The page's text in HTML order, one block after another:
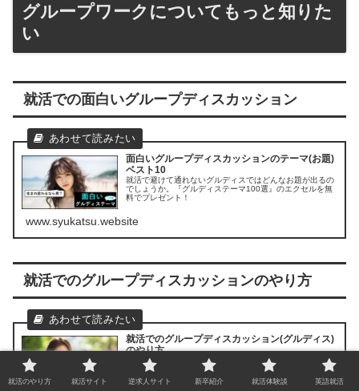
グループワークについてもっと知りた
い
就活での面白いグループディスカッション
面白いグループディスカッションのテーマ(お題)
ベスト10
就活で避けて通れないグルディスではどんなお題が出るの
でしょうか。『グルディステーマ100選』のエクセルを無
料でプレゼント！
www.syukatsu.website
就活でのグループディスカッションのやり方
就活でのグループディスカッション(グルディス)
のやり方
就活の第五ステップである『グループディスカッション
(GD)』、実際のテーマ例や対策、コツについてまとめまし
た。
就活のやり方 就活サイト 逆求人サイト 新卒紹介 就活体験談 英語就活